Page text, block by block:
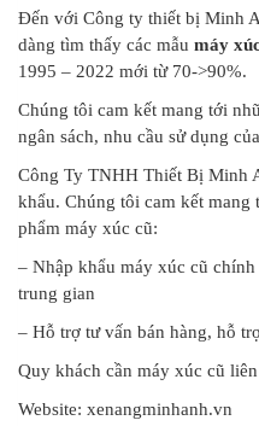
Đến với Công ty thiết bị Minh
dàng tìm thấy các mẫu máy
1995 – 2022 mới từ 70->90%.
Chúng tôi cam kết mang tới
ngân sách, nhu cầu sử dụng
Công Ty TNHH Thiết Bị Minh
khẩu. Chúng tôi cam kết mang
phẩm máy xúc cũ:
– Nhập khẩu máy xúc cũ
trung gian
– Hỗ trợ tư vấn bán hàng, hỗ
Quy khách cần máy xúc cũ
Website: xenangminhanh.vn